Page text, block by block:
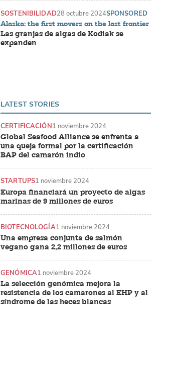
Alaska: the first movers on the last frontier
Las granjas de algas de Kodiak se
expanden
SOSTENIBILIDAD28 octubre 2024SPONSORED
LATEST STORIES
Global Seafood Alliance se enfrenta a
una queja formal por la certificación
BAP del camarón indio
CERTIFICACIÓN1 noviembre 2024
Europa financiará un proyecto de algas
marinas de 9 millones de euros
STARTUPS1 noviembre 2024
Una empresa conjunta de salmón
vegano gana 2,2 millones de euros
BIOTECNOLOGÍA1 noviembre 2024
La selección genómica mejora la
resistencia de los camarones al EHP y al
síndrome de las heces blancas
GENÓMICA1 noviembre 2024